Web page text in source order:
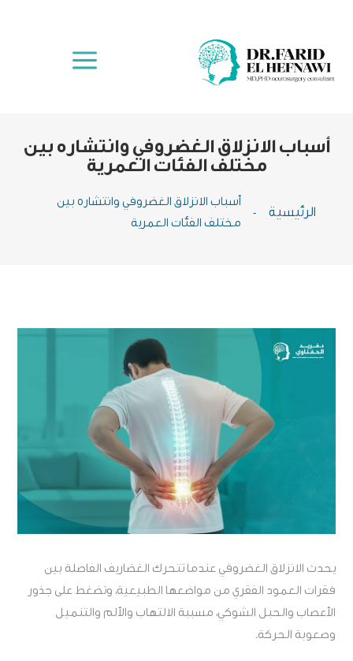
a
أسباب الانزلاق الغضروفي وانتشاره بين
مختلف الفئات العمرية
الرئيسية -
أسباب الانزلاق الغضروفي وانتشاره بين
مختلف الفئات العمرية
يحدث الانزلاق الغضروفي عندما تتحرك الغضاريف الفاصلة بين
فقرات العمود الفقري من مواضعها الطبيعية، وتضغط على جذور
الأعصاب والحبل الشوكي، مسببة الالتهاب والألم والتنميل
وصعوبة الحركة.